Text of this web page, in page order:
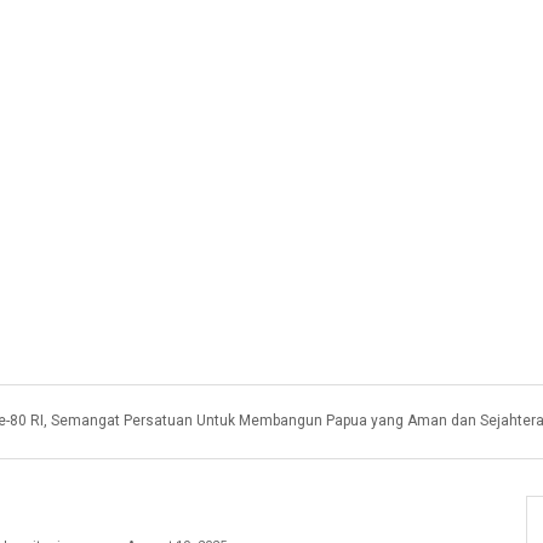
80 RI, Semangat Persatuan Untuk Membangun Papua yang Aman dan